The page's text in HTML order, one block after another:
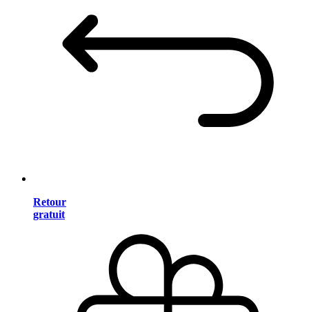
Retour
gratuit